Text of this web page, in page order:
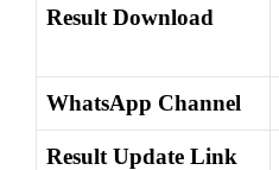
Result Download
WhatsApp Channel
Result Update Link